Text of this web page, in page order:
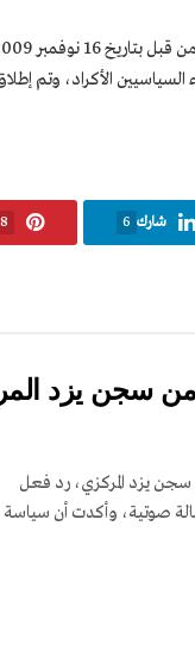
الأكراد، وتم إطلاق
شارك 6
8
سجن يزد
سجن يزد المركزي، رد فعل
صوتية، وأكدت أن سياسة